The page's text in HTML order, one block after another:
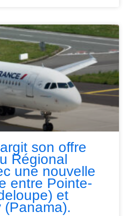
son offre
Régional
une nouvelle
entre Pointe-
et
(Panama).